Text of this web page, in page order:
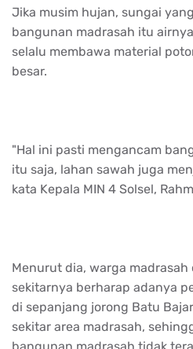
Jika musim hujan, sungai
bangunan madrasah itu
selalu membawa material
besar.
"Hal ini pasti mengancam
itu saja, lahan sawah juga
kata Kepala MIN 4 Solsel,
Menurut dia, warga madrasah
sekitarnya berharap adanya
di sepanjang jorong Batu
sekitar area madrasah,